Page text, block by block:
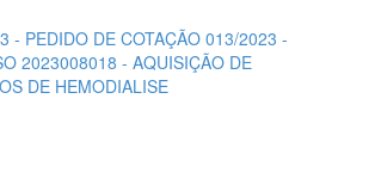
- PEDIDO DE COTAÇÃO 013/2023 -
2023008018 - AQUISIÇÃO DE
DE HEMODIALISE